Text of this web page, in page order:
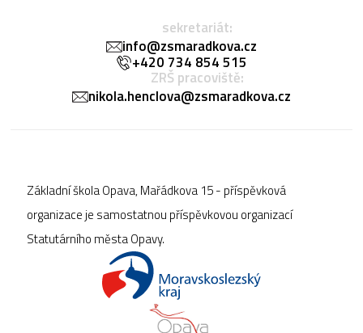
sekretariát:
info@zsmaradkova.cz
+420 734 854 515
ZRŠ pracoviště:
nikola.henclova@zsmaradkova.cz
Základní škola Opava, Mařádkova 15 - příspěvková
organizace je samostatnou příspěvkovou organizací
Statutárního města Opavy.